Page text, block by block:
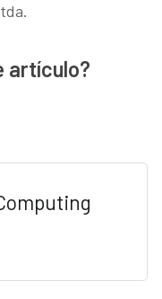
artículo?